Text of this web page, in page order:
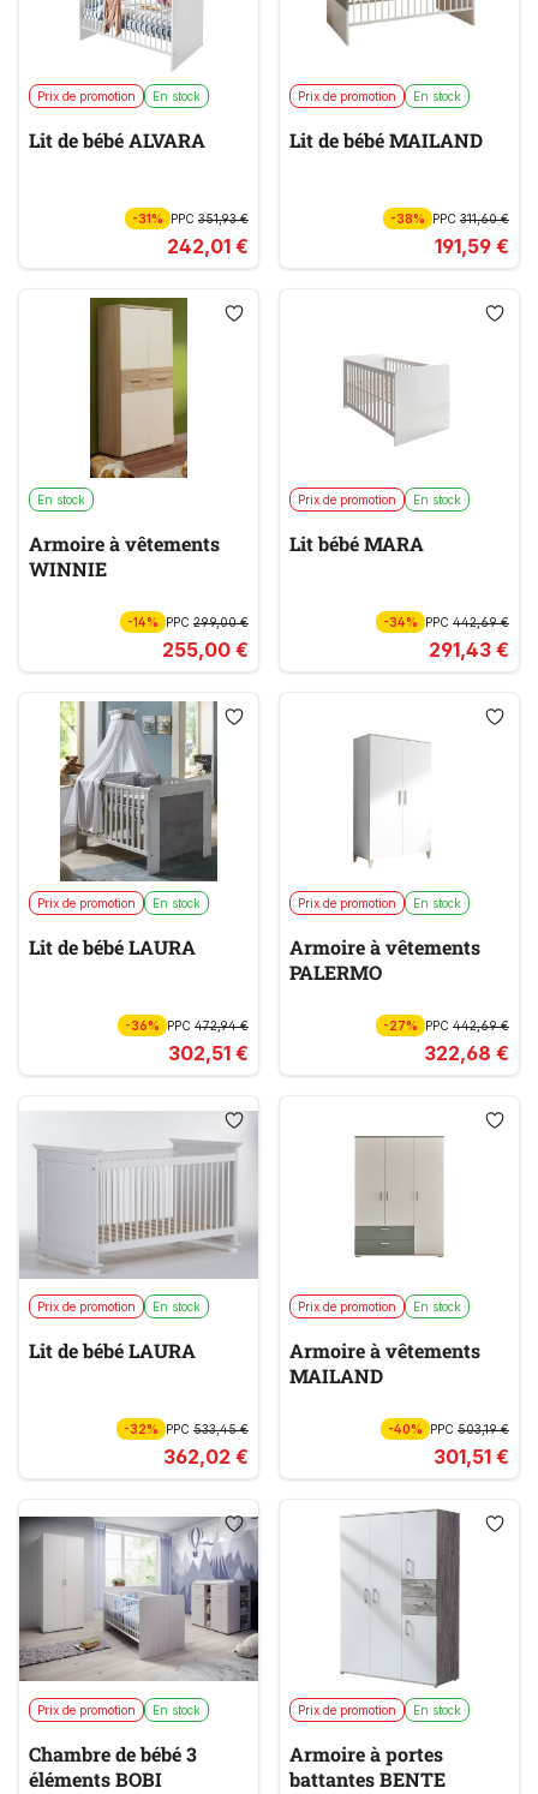
Prix de promotion En stock
Lit de bébé ALVARA
-31% PPC 351,93 €
242,01 €
Prix de promotion En stock
Lit de bébé MAILAND
-38% PPC311,60 €
191,59 €
En stock
Armoire à vêtements
WINNIE
-14% PPC 299,00 €
255,00 €
Prix de promotion En stock
Lit bébé MARA
-34% PPC442,69 €
291,43 €
Prix de promotion En stock
Lit de bébé LAURA
-36% PPC 472,94 €
302,51 €
Prix de promotion En stock
Armoire à vêtements
PALERMO
-27% PPC442,69 €
322,68 €
Prix de promotion En stock
Lit de bébé LAURA
-32% PPC 533,45 €
362,02 €
Prix de promotion En stock
Armoire à vêtements
MAILAND
-40% PPC503,19 €
301,51 €
Prix de promotion En stock
Chambre de bébé 3
éléments BOBI
Prix de promotion En stock
Armoire à portes
battantes BENTE